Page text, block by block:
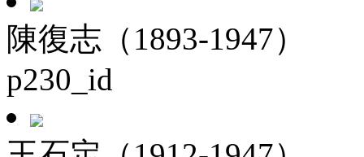
陳復志（1893-1947）
p230_id